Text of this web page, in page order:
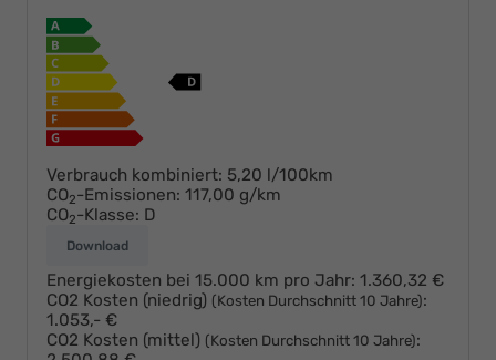
Verbrauch kombiniert: 5,20 l/100km
CO2-Emissionen: 117,00 g/km
CO2-Klasse: D
Download
Energiekosten bei 15.000 km pro Jahr: 1.360,32 €
CO2 Kosten (niedrig) (Kosten Durchschnitt 10 Jahre):
1.053,- €
CO2 Kosten (mittel) (Kosten Durchschnitt 10 Jahre):